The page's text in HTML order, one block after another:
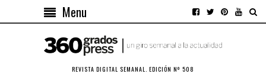
Menu
REVISTA DIGITAL SEMANAL. EDICIÓN Nº 508